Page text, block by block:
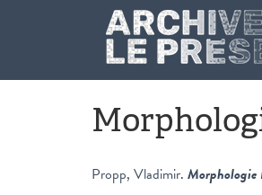
Aller au contenu principal
Propp, Vladimir. Morphologie